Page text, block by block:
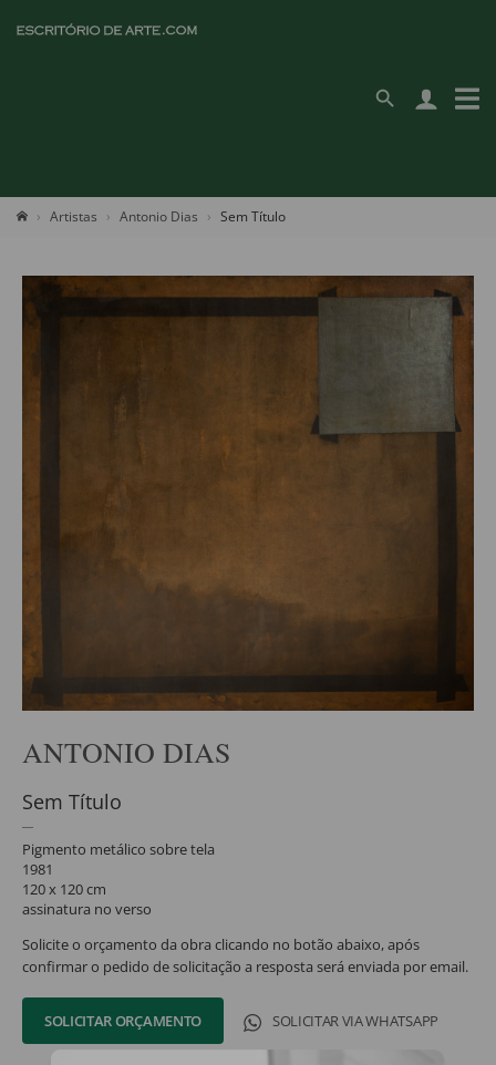
Artistas Antonio Dias Sem Título
ANTONIO DIAS
Sem Título
Pigmento metálico sobre tela
1981
120 x 120 cm
assinatura no verso
Solicite o orçamento da obra clicando no botão abaixo, após
confirmar o pedido de solicitação a resposta será enviada por email.
SOLICITAR ORÇAMENTO SOLICITAR VIA WHATSAPP